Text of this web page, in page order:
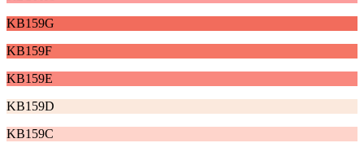
KB159G
KB159F
KB159E
KB159D
KB159C